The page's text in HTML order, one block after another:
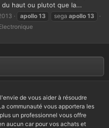
du haut ou plutot que la...
apollo 13 sega apollo 13
de vous aider à résoudre
communauté vous apportera les
un professionnel vous offre
aucun car pour vos achats et